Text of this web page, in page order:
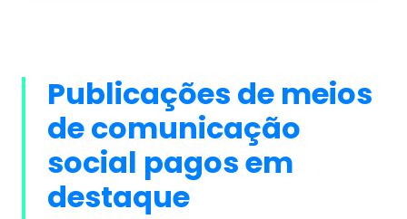
Publicações de meios
de comunicação
social pagos em
destaque